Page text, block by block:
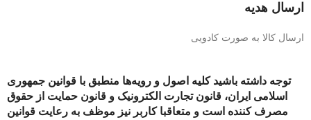
ارسال هدیه
ارسال کالا به صورت کادویی
توجه داشته باشید کلیه اصول و رویه‏‌ها منطبق با قوانین جمهوری
اسلامی ایران، قانون تجارت الکترونیک و قانون حمایت از حقوق
مصرف کننده است و متعاقبا کاربر نیز موظف به رعایت قوانین